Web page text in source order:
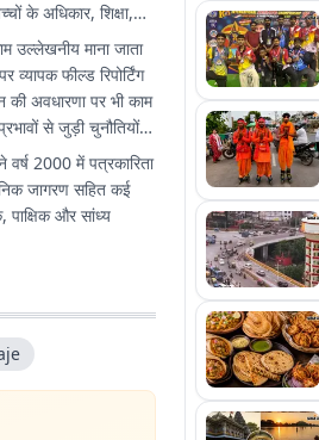
के अधिकार, शिक्षा,
उल्लेखनीय माना जाता
फील्ड रिपोर्टिंग
अवधारणा पर भी काम
से जुड़ी चुनौतियों
वर्ष 2000 में पत्रकारिता
जागरण सहित कई
पाक्षिक और सांध्य